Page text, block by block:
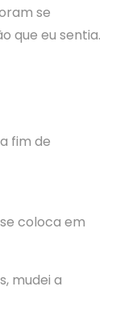
se
que eu sentia.
fim de
coloca em
mudei a